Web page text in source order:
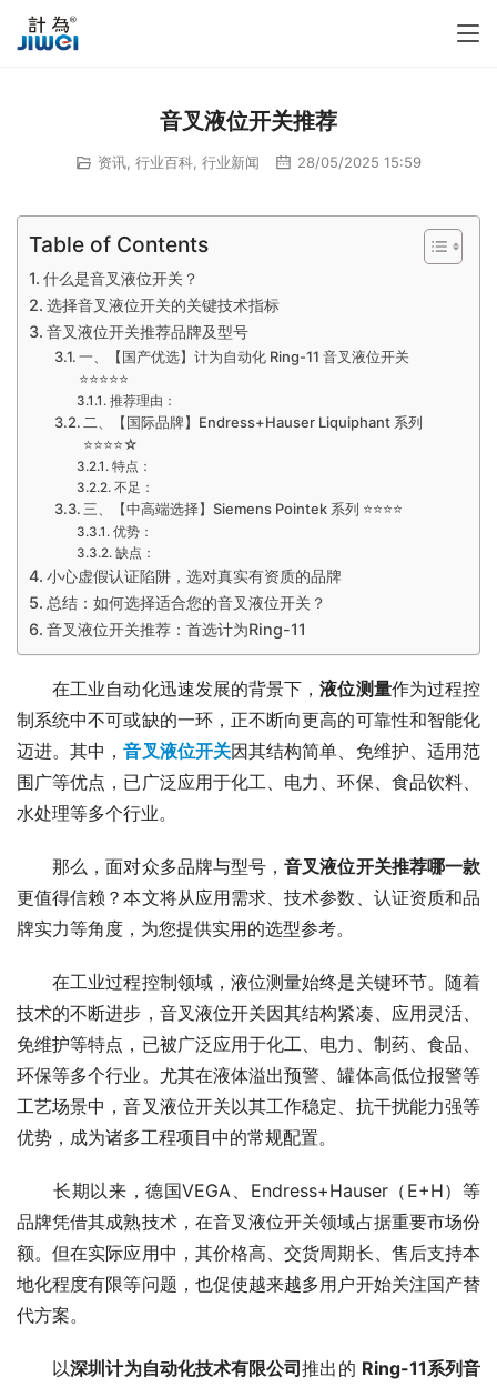
音叉液位开关推荐
资讯 行业百科 行业新闻 28/05/2025 15:59
Table of Contents
什么是音叉液位开关？
选择音叉液位开关的关键技术指标
音叉液位开关推荐品牌及型号
一、【国产优选】计为自动化 Ring-11 音叉液位开关
⭐⭐⭐⭐⭐
推荐理由：
二、【国际品牌】Endress+Hauser Liquiphant 系列
⭐⭐⭐⭐☆
特点：
不足：
三、【中高端选择】Siemens Pointek 系列 ⭐⭐⭐⭐
优势：
缺点：
小心虚假认证陷阱，选对真实有资质的品牌
总结：如何选择适合您的音叉液位开关？
音叉液位开关推荐：首选计为Ring-11
在工业自动化迅速发展的背景下，液位测量作为过程控
制系统中不可或缺的一环，正不断向更高的可靠性和智能化
迈进。其中，音叉液位开关因其结构简单、免维护、适用范
围广等优点，已广泛应用于化工、电力、环保、食品饮料、
水处理等多个行业。
那么，面对众多品牌与型号，音叉液位开关推荐哪一款
更值得信赖？本文将从应用需求、技术参数、认证资质和品
牌实力等角度，为您提供实用的选型参考。
在工业过程控制领域，液位测量始终是关键环节。随着
技术的不断进步，音叉液位开关因其结构紧凑、应用灵活、
免维护等特点，已被广泛应用于化工、电力、制药、食品、
环保等多个行业。尤其在液体溢出预警、罐体高低位报警等
工艺场景中，音叉液位开关以其工作稳定、抗干扰能力强等
优势，成为诸多工程项目中的常规配置。
长期以来，德国VEGA、Endress+Hauser（E+H）等
品牌凭借其成熟技术，在音叉液位开关领域占据重要市场份
额。但在实际应用中，其价格高、交货周期长、售后支持本
地化程度有限等问题，也促使越来越多用户开始关注国产替
代方案。
以深圳计为自动化技术有限公司推出的 Ring-11系列音